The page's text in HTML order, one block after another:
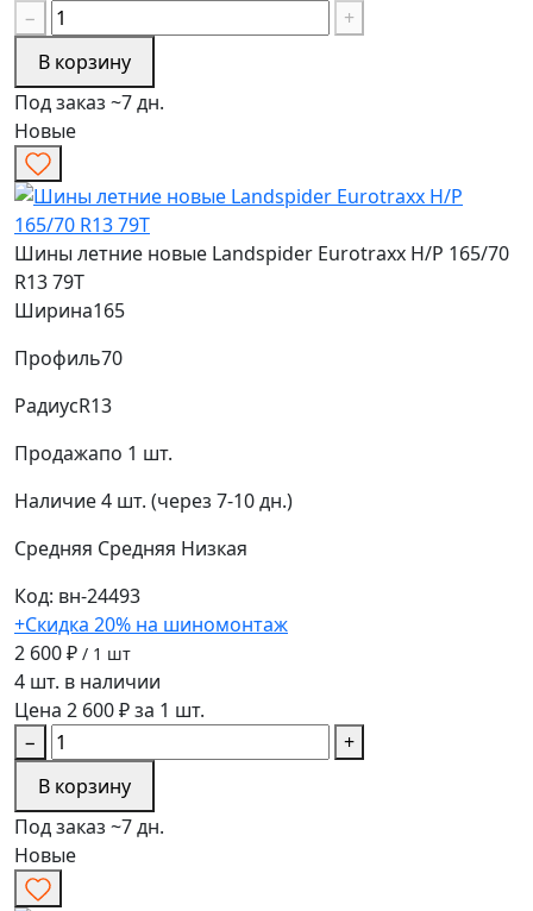
−
+
В корзину
Под заказ ~7 дн.
Новые
Шины летние новые Landspider Eurotraxx H/P 165/70
R13 79T
Ширина165
Профиль70
РадиусR13
Продажапо 1 шт.
Наличие4 шт. (через 7-10 дн.)
Средняя Средняя Низкая
Код: вн-24493
+Скидка 20% на шиномонтаж
2 600 ₽ / 1 шт
4 шт. в наличии
Цена 2 600 ₽ за 1 шт.
−
+
В корзину
Под заказ ~7 дн.
Новые